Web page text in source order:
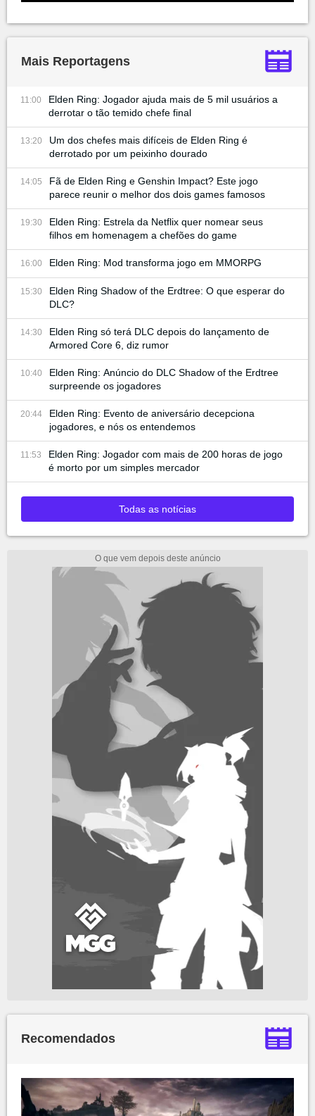
Mais Reportagens
11:00
Elden Ring: Jogador ajuda mais de 5 mil usuários a
derrotar o tão temido chefe final
13:20
Um dos chefes mais difíceis de Elden Ring é
derrotado por um peixinho dourado
14:05
Fã de Elden Ring e Genshin Impact? Este jogo
parece reunir o melhor dos dois games famosos
19:30
Elden Ring: Estrela da Netflix quer nomear seus
filhos em homenagem a chefões do game
16:00 Elden Ring: Mod transforma jogo em MMORPG
15:30
Elden Ring Shadow of the Erdtree: O que esperar do
DLC?
14:30
Elden Ring só terá DLC depois do lançamento de
Armored Core 6, diz rumor
10:40
Elden Ring: Anúncio do DLC Shadow of the Erdtree
surpreende os jogadores
20:44
Elden Ring: Evento de aniversário decepciona
jogadores, e nós os entendemos
11:53
Elden Ring: Jogador com mais de 200 horas de jogo
é morto por um simples mercador
Todas as notícias
Recomendados